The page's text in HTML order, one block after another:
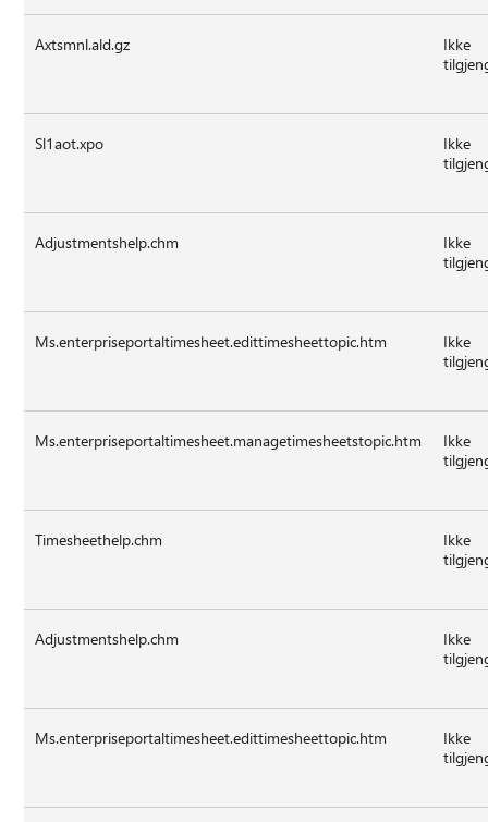
Axtsmnl.ald.gz
Ikke
Sl1aot.xpo
Ikke
Adjustmentshelp.chm
Ikke
Ms.enterpriseportaltimesheet.edittimesheettopic.htm
Ikke
Ms.enterpriseportaltimesheet.managetimesheetstopic.htm
Ikke
Timesheethelp.chm
Ikke
Adjustmentshelp.chm
Ikke
Ms.enterpriseportaltimesheet.edittimesheettopic.htm
Ikke